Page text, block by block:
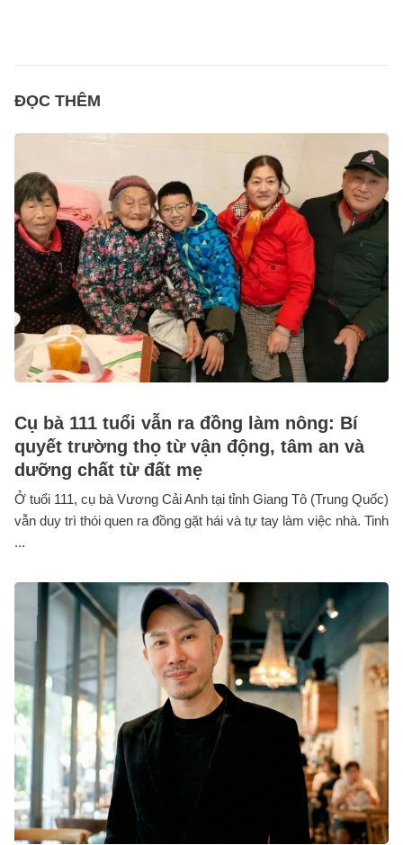
ĐỌC THÊM
Cụ bà 111 tuổi vẫn ra đồng làm nông: Bí
quyết trường thọ từ vận động, tâm an và
dưỡng chất từ đất mẹ
Ở tuổi 111, cụ bà Vương Cải Anh tại tỉnh Giang Tô (Trung Quốc)
vẫn duy trì thói quen ra đồng gặt hái và tự tay làm việc nhà. Tinh
...